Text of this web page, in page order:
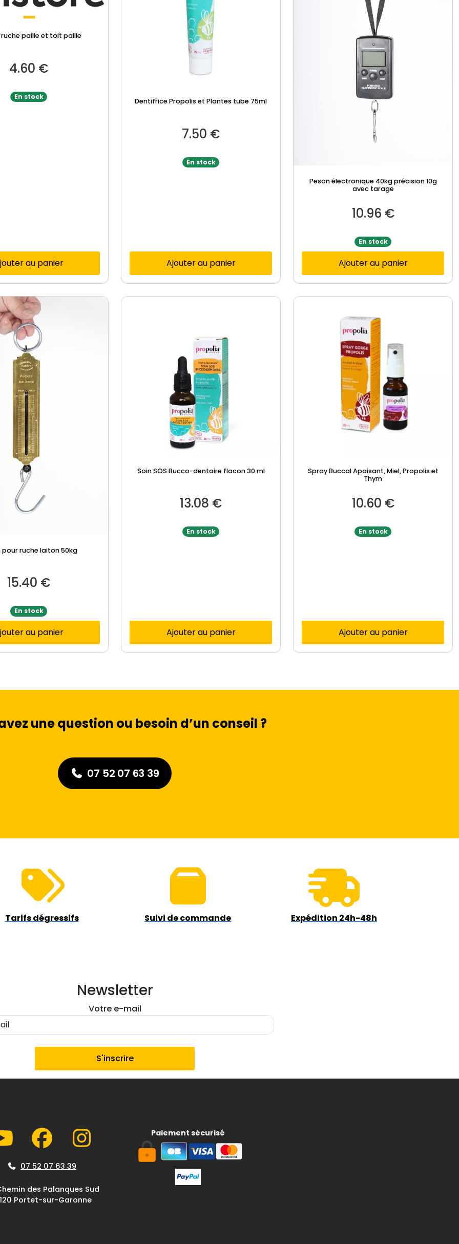
ruche paille et toit paille
4.60 €
En stock
au panier
Dentifrice Propolis et Plantes tube 75ml
7.50 €
En stock
Ajouter au panier
Peson électronique 40kg précision 10g
avec tarage
10.96 €
En stock
Ajouter au panier
pour ruche laiton 50kg
15.40 €
En stock
au panier
Soin SOS Bucco-dentaire flacon 30 ml
13.08 €
En stock
Ajouter au panier
Spray Buccal Apaisant, Miel, Propolis et
Thym
10.60 €
En stock
Ajouter au panier
une question ou besoin d’un conseil ?
07 52 07 63 39
Tarifs dégressifs Suivi de commande Expédition 24h-48h
Newsletter
Votre e-mail
07 52 07 63 39
des Palanques Sud
Portet-sur-Garonne
Paiement sécurisé